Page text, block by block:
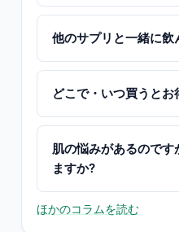
他のサプリと一緒に飲
どこで・いつ買うと
肌の悩みがあるのです
ますか?
ほかのコラムを読む